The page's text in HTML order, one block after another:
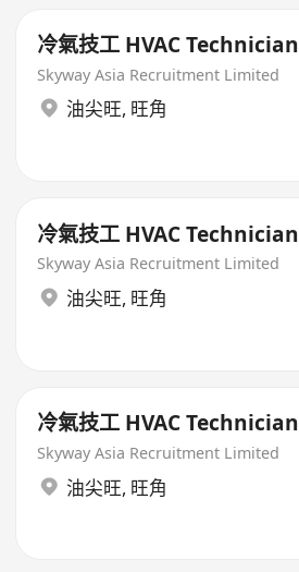
冷氣技工 HVAC Technician
Skyway Asia Recruitment Limited
油尖旺, 旺角
冷氣技工 HVAC Technician
Skyway Asia Recruitment Limited
油尖旺, 旺角
冷氣技工 HVAC Technician
Skyway Asia Recruitment Limited
油尖旺, 旺角